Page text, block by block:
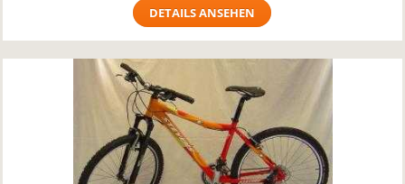
DETAILS ANSEHEN